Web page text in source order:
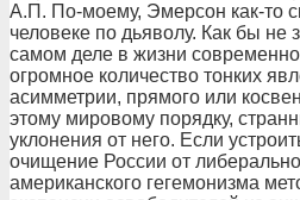
А.П. По-моему, Эмерсон как-то
человеке по дьяволу. Как бы не
самом деле в жизни
огромное количество тонких
асимметрии, прямого или
этому мировому порядку,
уклонения от него. Если
очищение России от
американского гегемонизма